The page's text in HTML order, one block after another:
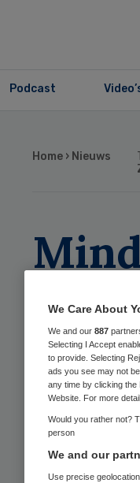
Podcast
Home › Nieuws
In 2024 zijn
We Care About
We and our 887
Selecting I Accept
to provide. Selecting
ads you see may not
any time by clicking the
Website. For more
Would you rather not?
person
We and our
Use precise